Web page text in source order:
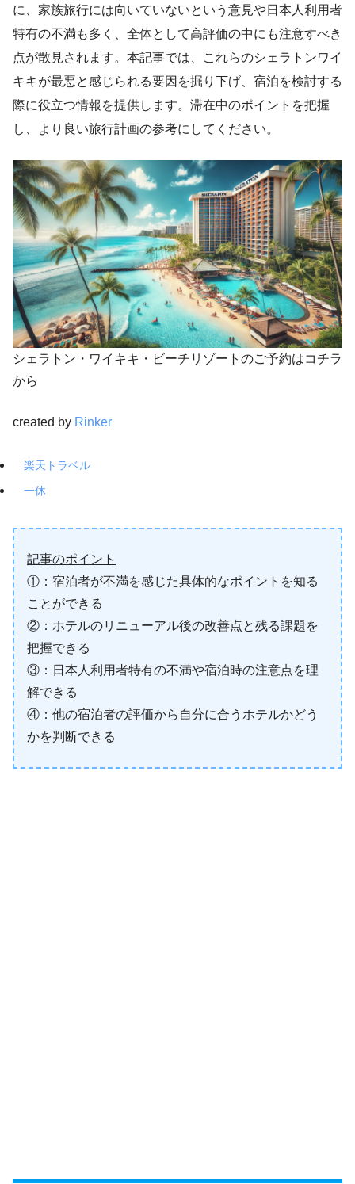
に、家族旅行には向いていないという意見や日本人利用者
特有の不満も多く、全体として高評価の中にも注意すべき
点が散見されます。本記事では、これらのシェラトンワイ
キキが最悪と感じられる要因を掘り下げ、宿泊を検討する
際に役立つ情報を提供します。滞在中のポイントを把握
し、より良い旅行計画の参考にしてください。
シェラトン・ワイキキ・ビーチリゾートのご予約はコチラ
から
created by Rinker
楽天トラベル
一休
記事のポイント
①：宿泊者が不満を感じた具体的なポイントを知る
ことができる
②：ホテルのリニューアル後の改善点と残る課題を
把握できる
③：日本人利用者特有の不満や宿泊時の注意点を理
解できる
④：他の宿泊者の評価から自分に合うホテルかどう
かを判断できる